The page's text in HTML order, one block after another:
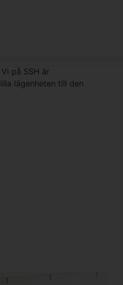
på SSH är
lägenheten till den